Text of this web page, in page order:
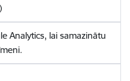
Analytics, lai samazinātu